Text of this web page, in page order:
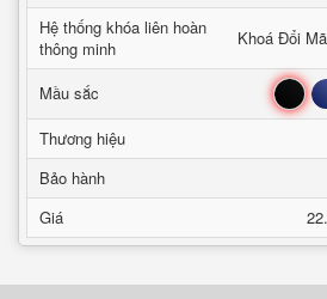
Hệ thống khóa liên hoàn
thông minh
Khoá Đổi
Mầu sắc Đen
Thương hiệu
Bảo hành
Giá